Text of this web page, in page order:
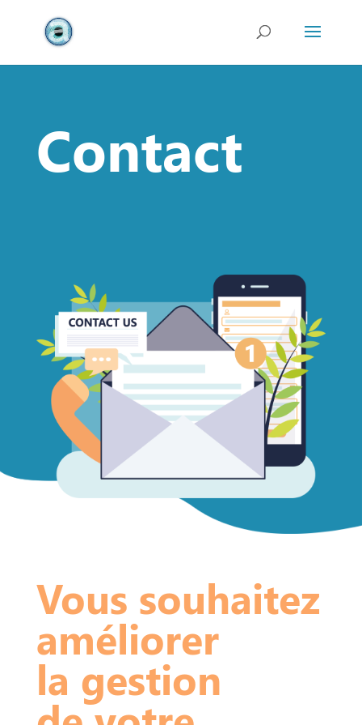
Contact
Vous souhaitez
améliorer
la gestion